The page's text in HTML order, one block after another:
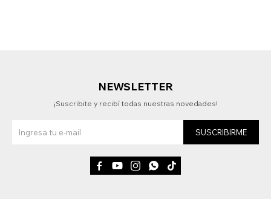
NEWSLETTER
¡Suscribite y recibí todas nuestras novedades!
SUSCRIBIRME
    